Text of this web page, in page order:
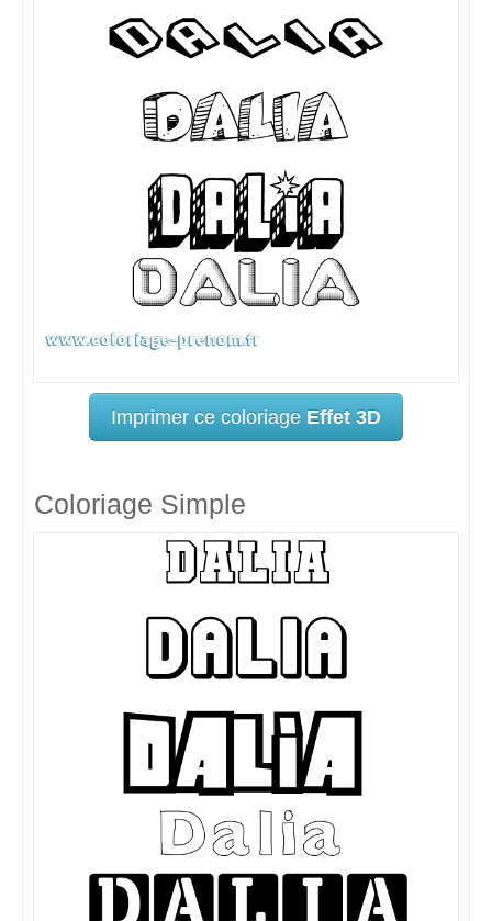
Imprimer ce coloriage Effet 3D
Coloriage Simple